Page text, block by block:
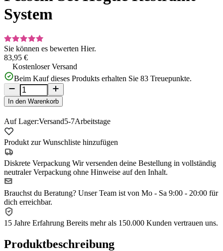
System
Sie können es bewerten Hier.
83,95 €
Kostenloser Versand
Beim Kauf dieses Produkts erhalten Sie 83 Treuepunkte.
In den Warenkorb
Auf Lager:Versand5-7Arbeitstage
Produkt zur Wunschliste hinzufügen
Diskrete Verpackung Wir versenden deine Bestellung in vollständig
neutraler Verpackung ohne Hinweise auf den Inhalt.
Brauchst du Beratung? Unser Team ist von Mo - Sa 9:00 - 20:00 für
dich erreichbar.
15 Jahre Erfahrung Bereits mehr als 150.000 Kunden vertrauen uns.
Produktbeschreibung